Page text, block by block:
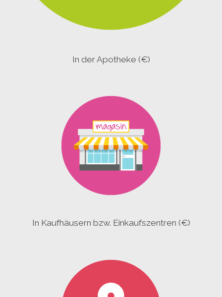
In der Apotheke (€)
In Kaufhäusern bzw. Einkaufszentren (€)